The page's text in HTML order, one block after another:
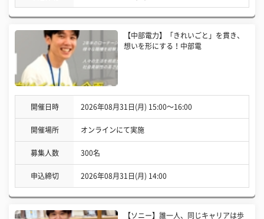
【中部電力】「きれいごと」を貫き、
想いを形にする！中部電
開催日時 2026年08月31日(月) 15:00〜16:00
開催場所 オンラインにて実施
募集人数 300名
申込締切 2026年08月31日(月) 14:00
【ソニー】誰一人、同じキャリアは歩